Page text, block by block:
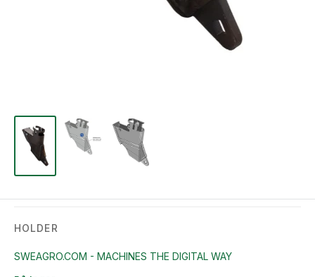
HOLDER
SWEAGRO.COM - MACHINES THE DIGITAL WAY